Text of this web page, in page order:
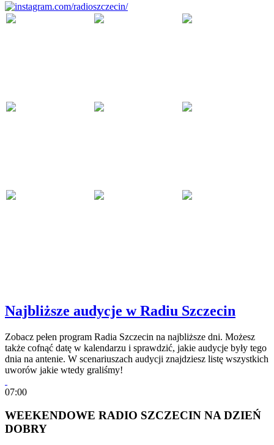
Najbliższe audycje w Radiu Szczecin
Zobacz pełen program Radia Szczecin na najbliższe dni. Możesz
także cofnąć datę w kalendarzu i sprawdzić, jakie audycje były tego
dnia na antenie. W scenariuszach audycji znajdziesz listę wszystkich
uworów jakie wtedy graliśmy!
07:00
WEEKENDOWE RADIO SZCZECIN NA DZIEŃ
DOBRY